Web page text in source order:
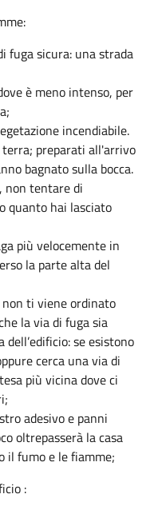
fuga sicura: una strada
è meno intenso, per
incendiabile.
preparati all'arrivo
bagnato sulla bocca.
non tentare di
quanto hai lasciato
più velocemente in
la parte alta del
non ti viene ordinato
la via di fuga sia
dell’edificio: se esistono
cerca una via di
più vicina dove ci
adesivo e panni
oltrepasserà la casa
il fumo e le fiamme;
: